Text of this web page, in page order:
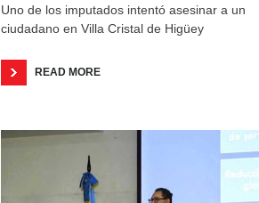
Uno de los imputados intentó asesinar a un
ciudadano en Villa Cristal de Higüey
READ MORE